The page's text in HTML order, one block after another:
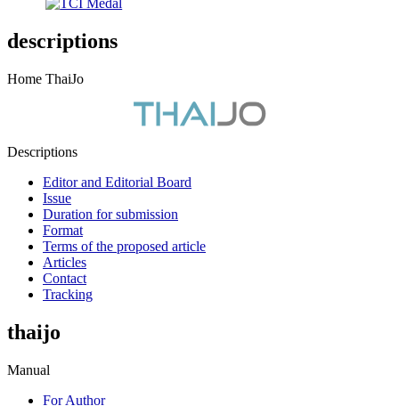
descriptions
Home ThaiJo
Descriptions
Editor and Editorial Board
Issue
Duration for submission
Format
Terms of the proposed article
Articles
Contact
Tracking
thaijo
Manual
For Author